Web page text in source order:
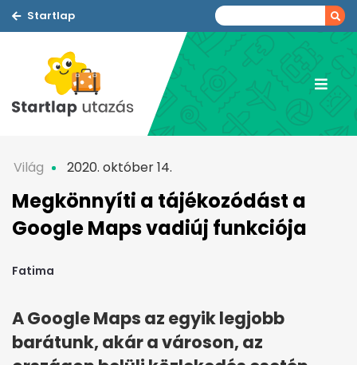
Startlap
Világ 2020. október 14.
Megkönnyíti a tájékozódást a
Google Maps vadiúj funkciója
Fatima
A Google Maps az egyik legjobb
barátunk, akár a városon, az